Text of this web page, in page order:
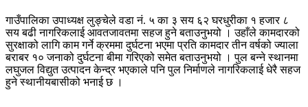
गाउँपालिका उपाध्यक्ष लुङ्चेले वडा नं. ५ का ३ सय ६२ घरधुरीका १ हजार ८
सय बढी नागरिकलाई आवतजावतमा सहज हुने बताउनुभयो । उहाँले कामदारको
सुरक्षाको लागि काम गर्ने क्रममा दुर्घटना भएमा प्रति कामदार तीन वर्षको ज्याला
बराबर १० जनाको दुर्घटना बीमा गरिएको समेत बताउनुभयो । पुल बन्ने स्थानमा
लघुजल विद्युत उत्पादन केन्द्र भएकाले पनि पुल निर्माणले नागरिकलाई धेरै सहज
हुने स्थानीयबासीको भनाई छ ।